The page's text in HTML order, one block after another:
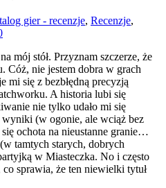
gier - recenzje, Recenzje,
mój stół. Przyznam szczerze, że
Cóż, nie jestem dobra w grach
mi się z bezbłędną precyzją
A historia lubi się
nie tylko udało mi się
wyniki (w ogonie, ale wciąż bez
ochota na nieustanne granie…
tamtych starych, dobrych
w Miasteczka. No i często
co sprawia, że ten niewielki tytuł